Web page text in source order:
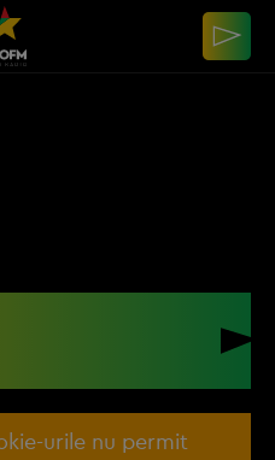
urile nu permit